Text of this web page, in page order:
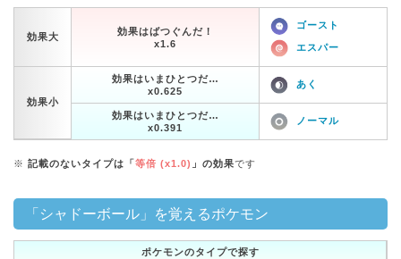
効果大
効果はばつぐんだ！
x1.6
ゴースト
エスパー
効果小
効果はいまひとつだ…
x0.625
あく
効果はいまひとつだ…
x0.391
ノーマル
※ 記載のないタイプは「等倍 (x1.0) 」の効果です
「シャドーボール」を覚えるポケモン
ポケモンのタイプで探す